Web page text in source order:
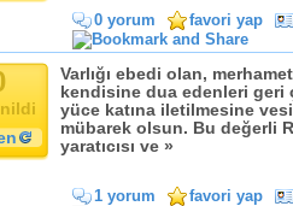
0 yorum favori yap
Varlığı ebedi olan,
kendisine dua edenleri geri
yüce katına iletilmesine
mübarek olsun. Bu değerli
yaratıcısı ve »
1 yorum favori yap